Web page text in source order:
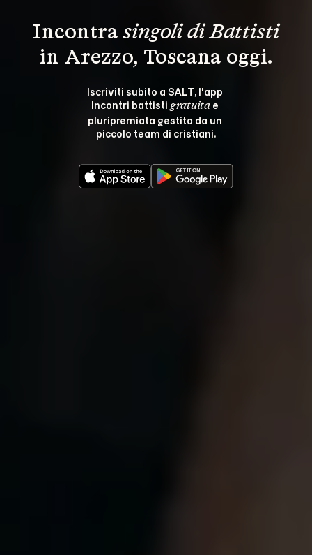
Incontra singoli di Battisti
in Arezzo, Toscana oggi.
Iscriviti subito a SALT, l'app
Incontri battisti gratuita e
pluripremiata gestita da un
piccolo team di cristiani.